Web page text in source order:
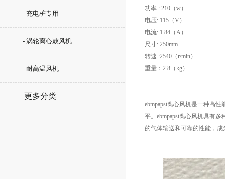
- 充电桩专用
- 涡轮离心鼓风机
- 耐高温风机
+ 更多分类
功率 : 210（w）
电压: 115（V）
电流: 1.84（A）
尺寸: 250mm
转速 :2540（r/min）
重量：2.8（kg）
ebmpapst离心风机是一种高
平。ebmpapst离心风机具有
的气体输送和可靠的性能，